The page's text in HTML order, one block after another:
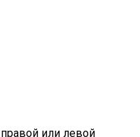
или левой